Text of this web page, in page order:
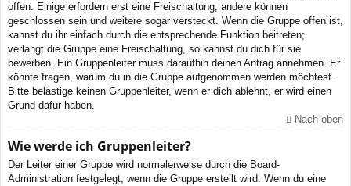
offen. Einige erfordern erst eine Freischaltung, andere können
geschlossen sein und weitere sogar versteckt. Wenn die Gruppe offen ist,
kannst du ihr einfach durch die entsprechende Funktion beitreten;
verlangt die Gruppe eine Freischaltung, so kannst du dich für sie
bewerben. Ein Gruppenleiter muss daraufhin deinen Antrag annehmen. Er
könnte fragen, warum du in die Gruppe aufgenommen werden möchtest.
Bitte belästige keinen Gruppenleiter, wenn er dich ablehnt, er wird einen
Grund dafür haben.
Nach oben
Wie werde ich Gruppenleiter?
Der Leiter einer Gruppe wird normalerweise durch die Board-
Administration festgelegt, wenn die Gruppe erstellt wird. Wenn du eine